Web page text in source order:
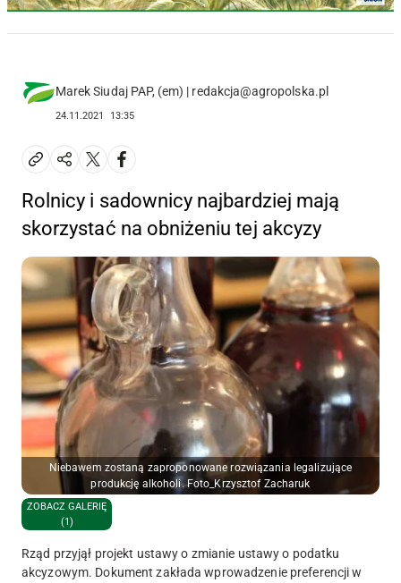
Marek Siudaj PAP, (em) | redakcja@agropolska.pl
24.11.2021 13:35
Rolnicy i sadownicy najbardziej mają
skorzystać na obniżeniu tej akcyzy
Niebawem zostaną zaproponowane rozwiązania legalizujące
produkcję alkoholi. Foto_Krzysztof Zacharuk
ZOBACZ GALERIĘ
(1)
Rząd przyjął projekt ustawy o zmianie ustawy o podatku
akcyzowym. Dokument zakłada wprowadzenie preferencji w